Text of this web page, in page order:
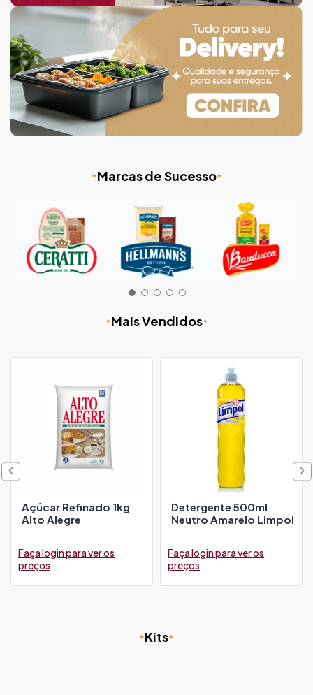
Marcas de Sucesso
Mais Vendidos
Açúcar Refinado 1kg
Alto Alegre
Faça login para ver os
preços
Detergente 500ml
Neutro Amarelo Limpol
Faça login para ver os
preços
Kits